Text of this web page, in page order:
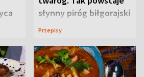
słynny piróg biłgorajski
Przepisy